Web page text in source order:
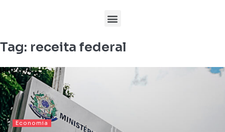
Tag: receita federal
Economia